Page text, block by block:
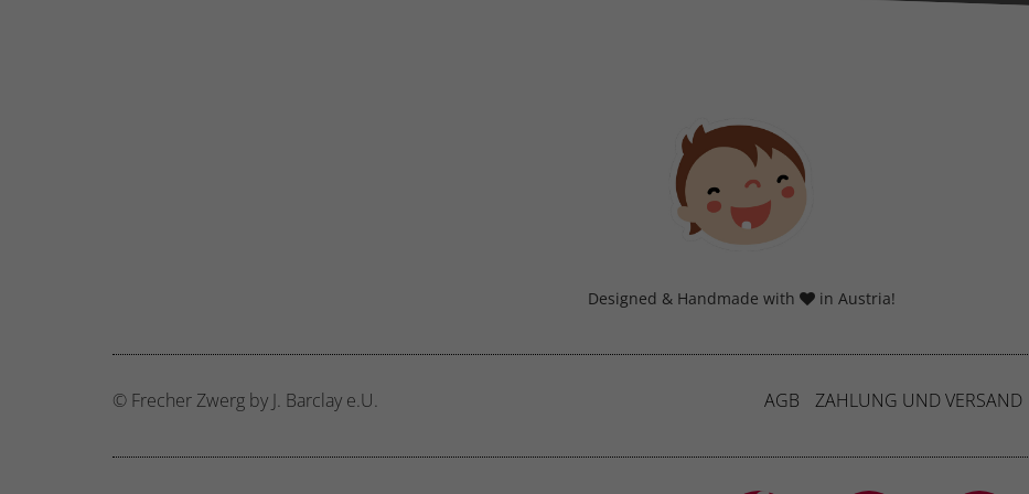
Designed & Handmade with in Austria!
© Frecher Zwerg by J. Barclay e.U. AGB ZAHLUNG UND VERSAND
Impressum